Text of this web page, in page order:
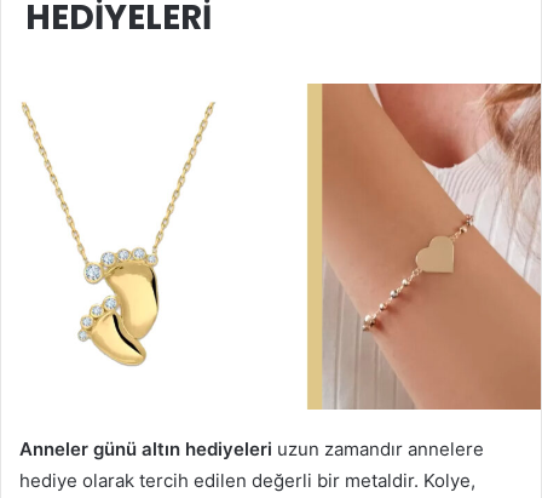
HEDIYELERI
Anneler günü altın hediyeleri uzun zamandır annelere
hediye olarak tercih edilen değerli bir metaldir. Kolye,